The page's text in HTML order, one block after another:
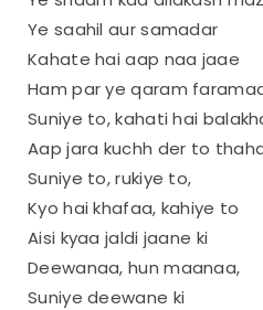
Ye saahil aur samadar
Kahate hai aap naa jaae
Ham par ye qaram
Suniye to, kahati hai
Aap jara kuchh der to
Suniye to, rukiye to,
Kyo hai khafaa, kahiye to
Aisi kyaa jaldi jaane ki
Deewanaa, hun maanaa,
Suniye deewane ki